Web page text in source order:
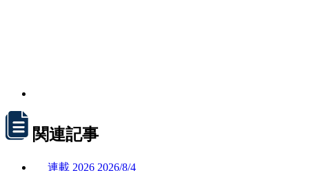
関連記事
連載 2026 2026/8/4